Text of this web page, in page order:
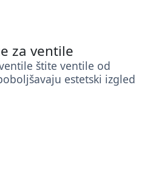
za ventile
štite ventile od
estetski izgled